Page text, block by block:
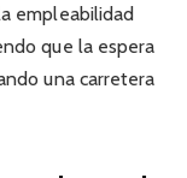
empleabilidad
que la espera
una carretera